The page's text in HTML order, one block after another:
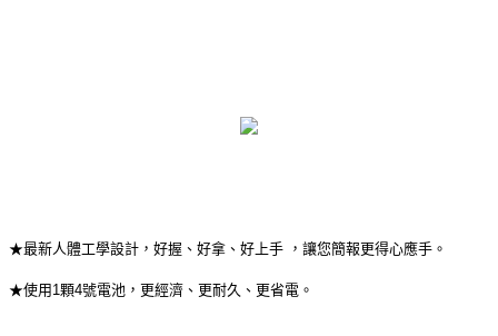
★最新人體工學設計，好握、好拿、好上手 ，讓您簡報更得心應手。
★使用1顆4號電池，更經濟、更耐久、更省電。